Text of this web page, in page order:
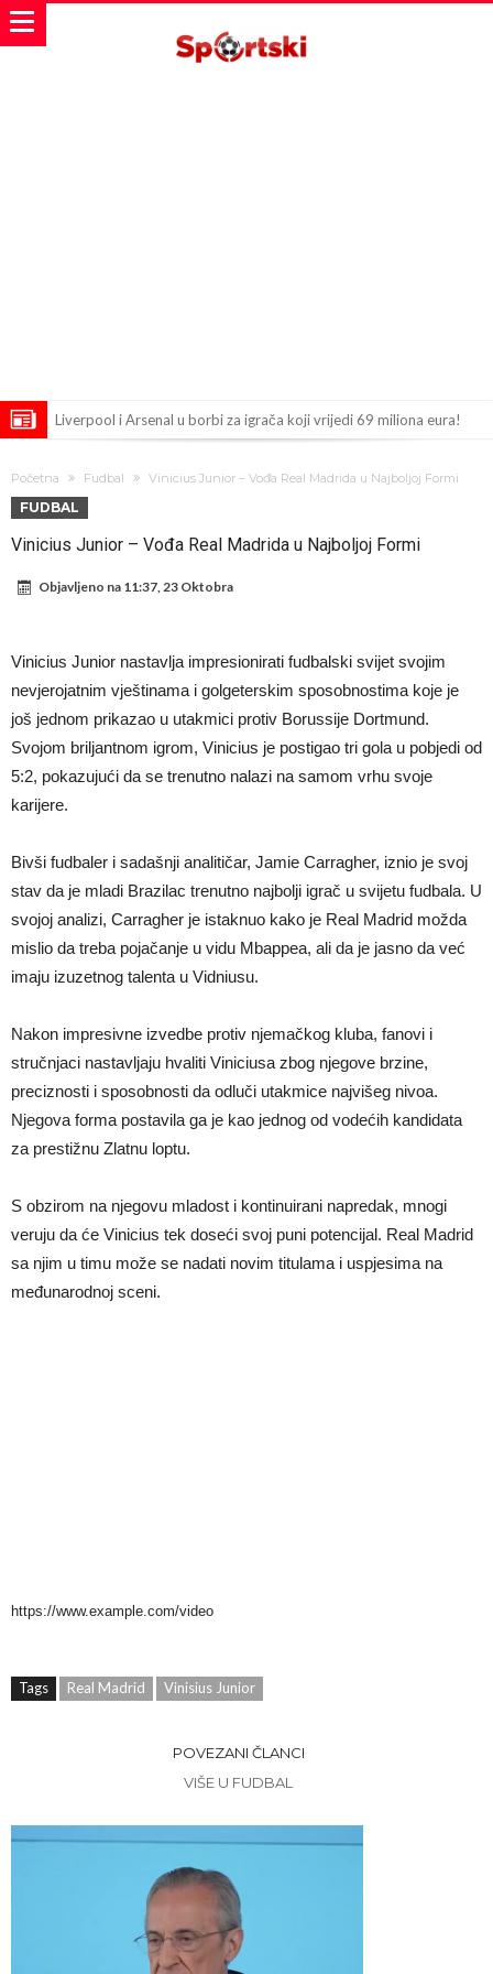
Liverpool i Arsenal u borbi za igrača koji vrijedi 69 miliona eura!
napokon poznat
Engleski reprezentativac optužen za napad u noćnom klubu
Manchester City pronašao idealnu zamjenu za Rodrija
Samo dva fudbalska velikana uspjela su ostvariti “nemoguće”! Jedan
od njih je Messi, znate li ko je drugi?
Прijelom u transferu Romera? Inter nema dovoljno sredstava,
Početna Fudbal Vinicius Junior – Vođa Real Madrida u Najboljoj Formi
FUDBAL
Vinicius Junior – Vođa Real Madrida u Najboljoj Formi
Objavljeno na 11:37, 23 Oktobra
Vinicius Junior nastavlja impresionirati fudbalski svijet svojim
nevjerojatnim vještinama i golgeterskim sposobnostima koje je
još jednom prikazao u utakmici protiv Borussije Dortmund.
Svojom briljantnom igrom, Vinicius je postigao tri gola u pobjedi od
5:2, pokazujući da se trenutno nalazi na samom vrhu svoje
karijere.
Bivši fudbaler i sadašnji analitičar, Jamie Carragher, iznio je svoj
stav da je mladi Brazilac trenutno najbolji igrač u svijetu fudbala. U
svojoj analizi, Carragher je istaknuo kako je Real Madrid možda
mislio da treba pojačanje u vidu Mbappea, ali da je jasno da već
imaju izuzetnog talenta u Vidniusu.
Nakon impresivne izvedbe protiv njemačkog kluba, fanovi i
stručnjaci nastavljaju hvaliti Viniciusa zbog njegove brzine,
preciznosti i sposobnosti da odluči utakmice najvišeg nivoa.
Njegova forma postavila ga je kao jednog od vodećih kandidata
za prestižnu Zlatnu loptu.
S obzirom na njegovu mladost i kontinuirani napredak, mnogi
veruju da će Vinicius tek doseći svoj puni potencijal. Real Madrid
sa njim u timu može se nadati novim titulama i uspjesima na
međunarodnoj sceni.
https://www.example.com/video
Tags Real Madrid Vinisius Junior
POVEZANI ČLANCI
VIŠE U FUDBAL